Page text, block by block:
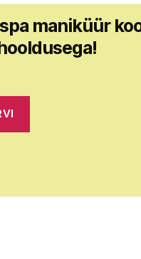
maniküür